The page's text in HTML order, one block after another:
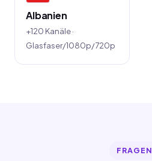
Albanien
+120 Kanäle ·
Glasfaser/1080p/720p
FRAGEN